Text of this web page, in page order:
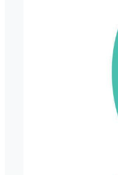
Imagens Editoriais
Eventos Editoriais